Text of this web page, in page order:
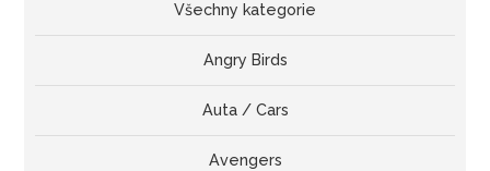
Všechny kategorie
Angry Birds
Auta / Cars
Avengers